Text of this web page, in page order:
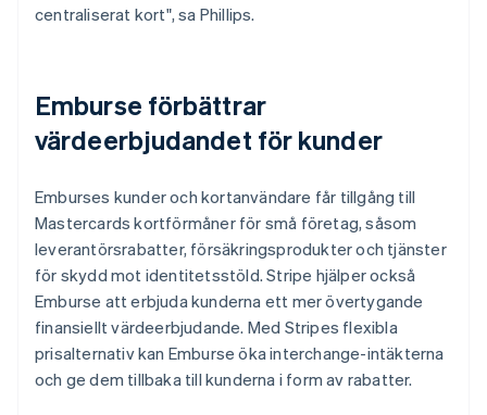
centraliserat kort", sa Phillips.
Emburse förbättrar
värdeerbjudandet för kunder
Emburses kunder och kortanvändare får tillgång till
Mastercards kortförmåner för små företag, såsom
leverantörsrabatter, försäkringsprodukter och tjänster
för skydd mot identitetsstöld. Stripe hjälper också
Emburse att erbjuda kunderna ett mer övertygande
finansiellt värdeerbjudande. Med Stripes flexibla
prisalternativ kan Emburse öka interchange-intäkterna
och ge dem tillbaka till kunderna i form av rabatter.